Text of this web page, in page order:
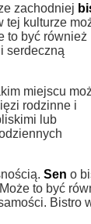
zachodniej
tej kulturze
to być również
serdeczną
miejscu
rodzinne i
lub
Sen o
to być
Bistro